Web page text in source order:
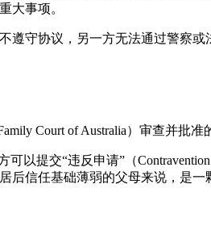
大事项。
守协议，另一方无法通过警察
Court of Australia）审查并批
以提交“违反申请”（
信任基础薄弱的父母来说，是一